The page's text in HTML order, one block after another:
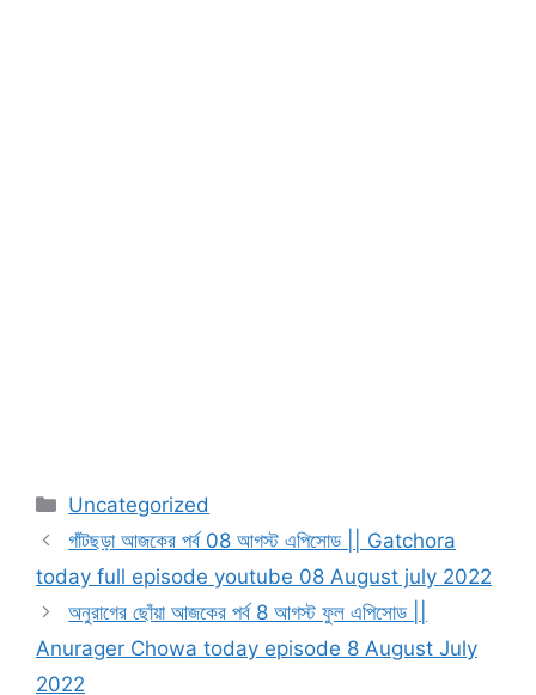
Categories
Uncategorized
গাঁটছড়া আজকের পর্ব 08 আগস্ট এপিসোড || Gatchora
today full episode youtube 08 August july 2022
অনুরাগের ছোঁয়া আজকের পর্ব 8 আগস্ট ফুল এপিসোড ||
Anurager Chowa today episode 8 August July
2022